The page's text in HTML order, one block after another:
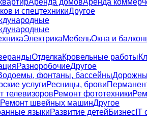
и спецтехникиДругое
ЭлектрикаМебельОкна и
ОтделкаКровельные работы
РазноробочиеДругое
фонтаны, бассейны
услугиРесницы, брови
телевизоровРемонт фототехники
Ремонт швейных машинДругое
языкиРазвитие детейБизнес IT